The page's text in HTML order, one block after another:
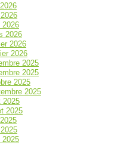
2026
2026
2026
2026
2025
2025
2025
2025
2025
2025
2025